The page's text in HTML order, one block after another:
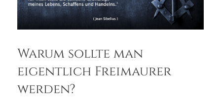
Warum sollte man
eigentlich Freimaurer
werden?